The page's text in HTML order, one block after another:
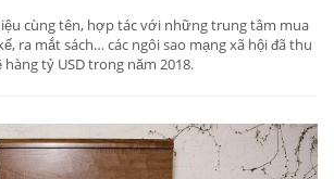
cùng tên, hợp tác với những trung tâm mua
ra mắt sách… các ngôi sao mạng xã hội đã thu
hàng tỷ USD trong năm 2018.